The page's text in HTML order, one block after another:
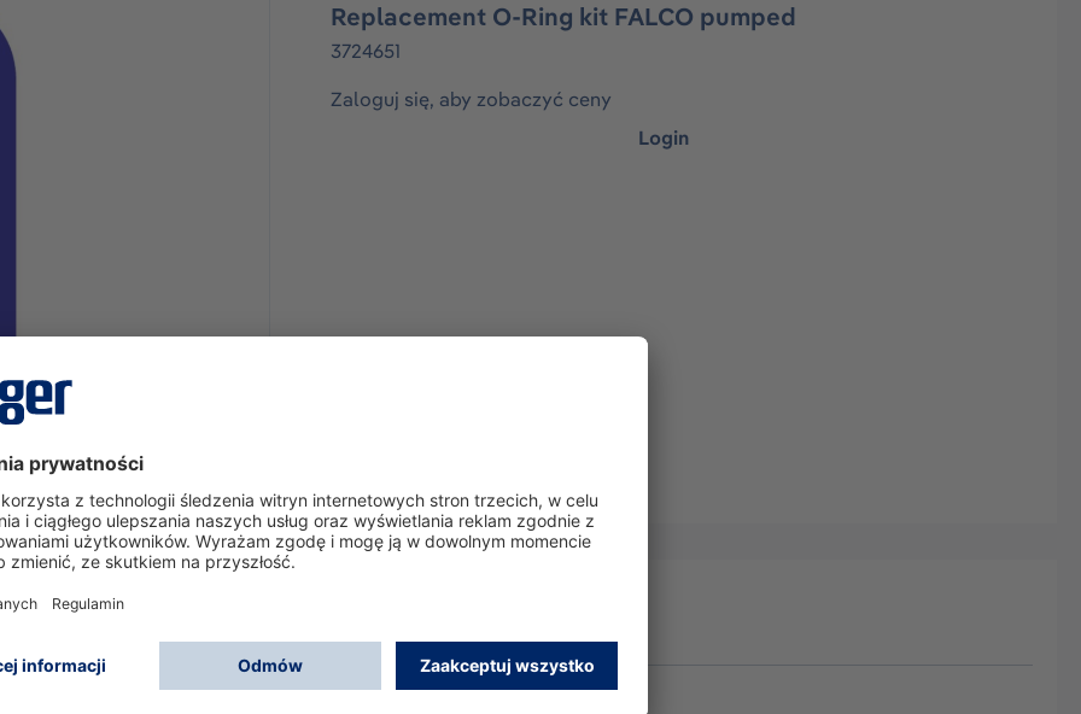
Replacement O-Ring kit FALCO pumped
3724651
Zaloguj się, aby zobaczyć ceny
Login